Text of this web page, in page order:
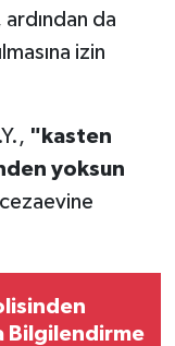
da
izin
"kasten
yoksun
Bilgilendirme